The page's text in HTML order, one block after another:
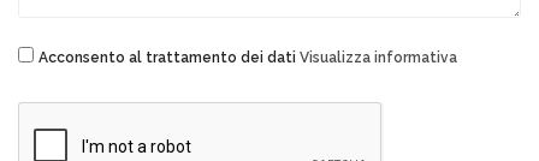
Acconsento al trattamento dei dati Visualizza informativa